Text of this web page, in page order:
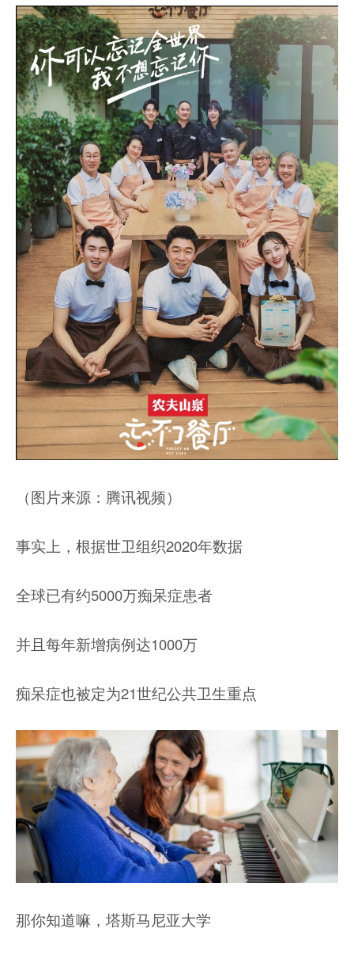
（图片来源：腾讯视频）
事实上，根据世卫组织2020年数据
全球已有约5000万痴呆症患者
并且每年新增病例达1000万
痴呆症也被定为21世纪公共卫生重点
那你知道嘛，塔斯马尼亚大学